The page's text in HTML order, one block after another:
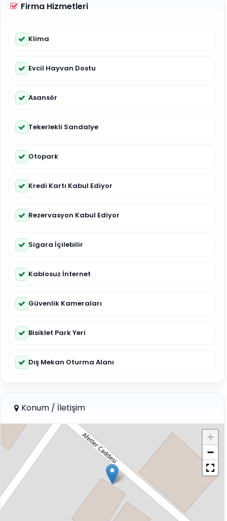
Firma Hizmetleri
Klima
Evcil Hayvan Dostu
Asansör
Tekerlekli Sandalye
Otopark
Kredi Kartı Kabul Ediyor
Rezervasyon Kabul Ediyor
Sigara İçilebilir
Kablosuz İnternet
Güvenlik Kameraları
Bisiklet Park Yeri
Dış Mekan Oturma Alanı
Konum / İletişim
+
−